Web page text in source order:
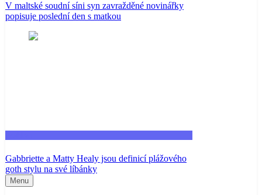
V maltské soudní síni syn zavražděné novinářky
popisuje poslední den s matkou
Gabbriette a Matty Healy jsou definicí plážového
goth stylu na své líbánky
Menu